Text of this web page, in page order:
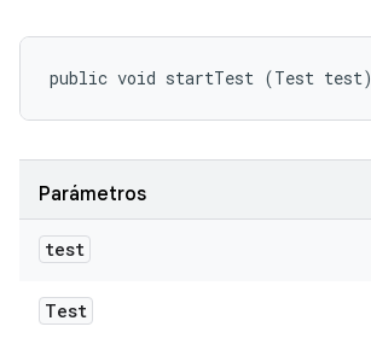
public void startTest (Test test)
Parámetros
test
Test